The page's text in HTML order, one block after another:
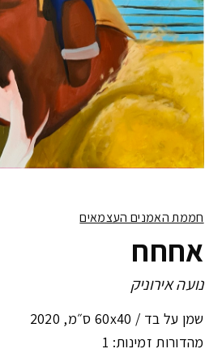
חממת האמנים העצמאים
אחחח
נועה אירוניק
שמן על בד / 60x40 ס״מ ,
מהדורות זמינות: 1